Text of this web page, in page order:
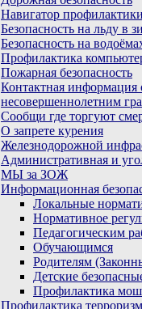
Навигатор профилактики
Безопасность на льду в
Безопасность на
Профилактика
Пожарная безопасность
Контактная
несовершеннолетним
Сообщи где торгуют
О запрете курения
Железнодорожной
Административная и
МЫ за ЗОЖ
Информационная
Локальные
Нормативное
Педагогическим
Обучающимся
Родителям
Детские
Профилактика
Профилактика